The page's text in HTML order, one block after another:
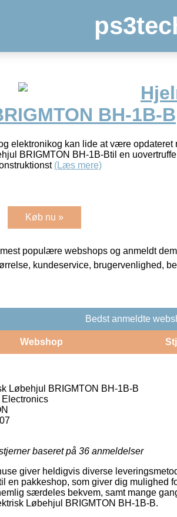
BH-1B-B
elektronikog kan lide at være
BRIGMTON BH-1B-Btil en
(Læs mere)
Køb nu »
populære webshops og anmeldt
kundeservice, brugervenlighed,
Bedst anmeldte
Webshop
Løbehjul BRIGMTON BH-1B-B
baseret på 36 anmeldelser
giver heldigvis diverse
en pakkeshop, som giver dig mulighed
særdeles bekvem, samt mange
Løbehjul BRIGMTON BH-1B-B.